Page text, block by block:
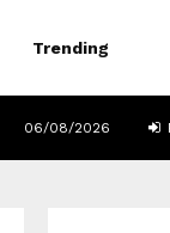
Trending
06/08/2026